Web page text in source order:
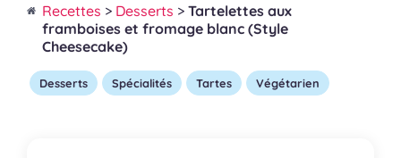
Recettes > Desserts >Tartelettes aux
framboises et fromage blanc (Style
Cheesecake)
Desserts Spécialités Tartes Végétarien